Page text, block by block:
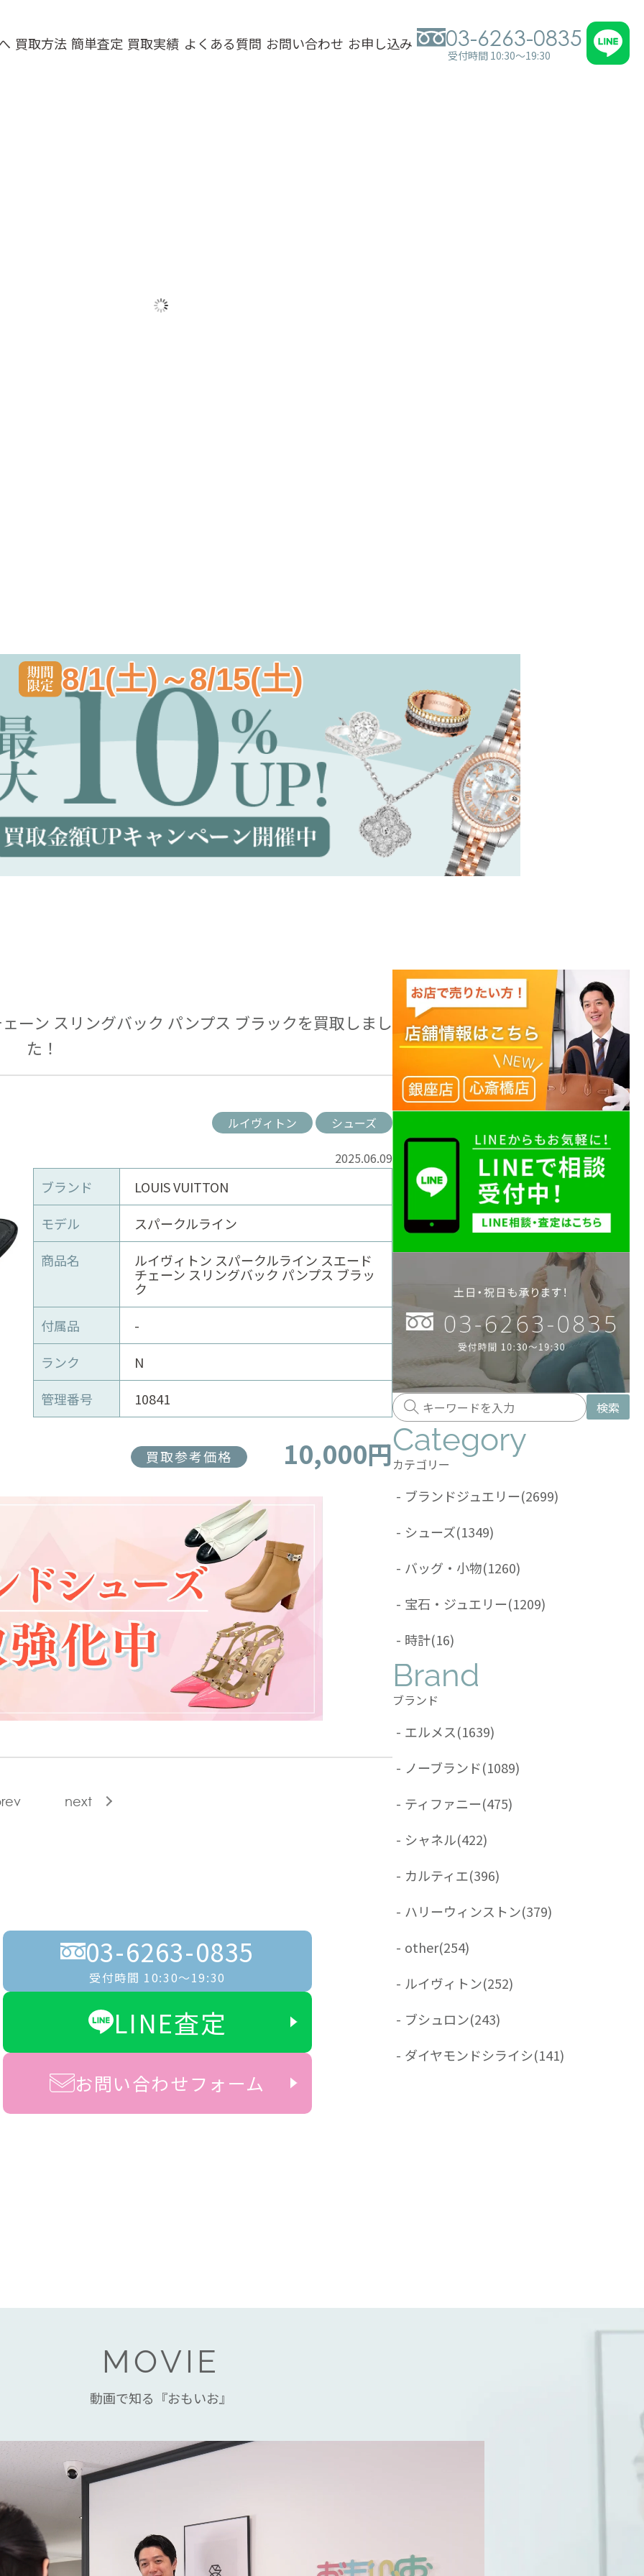
買取方法 簡単査定 買取実績 よくある質問 お問い合わせ お申し込み 03-6263-0835
受付時間 10:30～19:30
8/1(土)～8/15(土)
ーン スリングバック パンプス ブラックを買取しまし
た！
ルイヴィトン シューズ
2025.06.09
ブランド
LOUIS VUITTON
モデル
スパークルライン
商品名
ルイヴィトン スパークルライン スエード
チェーン スリングバック パンプス ブラッ
ク
付属品
-
ランク
N
管理番号
10841
買取参考価格 10,000円
next
03-6263-0835
受付時間 10:30〜19:30
LINE査定
お問い合わせフォーム
検索
Category
カテゴリー
- ブランドジュエリー(2699)
- シューズ(1349)
- バッグ・小物(1260)
- 宝石・ジュエリー(1209)
- 時計(16)
Brand
ブランド
- エルメス(1639)
- ノーブランド(1089)
- ティファニー(475)
- シャネル(422)
- カルティエ(396)
- ハリーウィンストン(379)
- other(254)
- ルイヴィトン(252)
- ブシュロン(243)
- ダイヤモンドシライシ(141)
MOVIE
動画で知る『おもいお』